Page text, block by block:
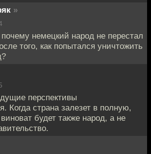
»
немецкий народ не перестал
того, как попытался уничтожить
перспективы
Когда страна залезет в полную,
будет также народ, а не